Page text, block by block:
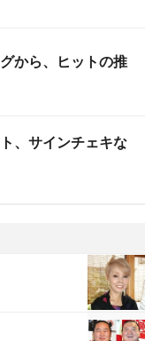
から、ヒットの推
、サインチェキな